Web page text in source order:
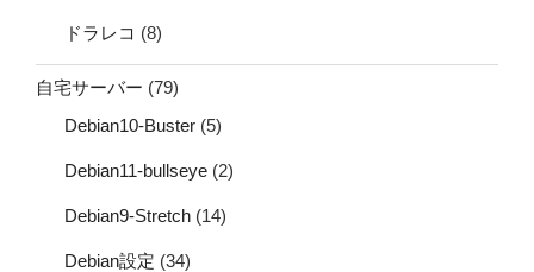
ドラレコ (8)
自宅サーバー (79)
Debian10-Buster (5)
Debian11-bullseye (2)
Debian9-Stretch (14)
Debian設定 (34)